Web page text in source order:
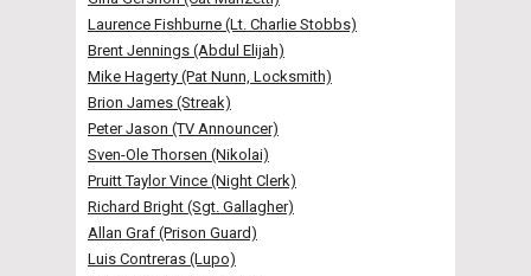
Laurence Fishburne (Lt. Charlie Stobbs)
Brent Jennings (Abdul Elijah)
Mike Hagerty (Pat Nunn, Locksmith)
Brion James (Streak)
Peter Jason (TV Announcer)
Sven-Ole Thorsen (Nikolai)
Pruitt Taylor Vince (Night Clerk)
Richard Bright (Sgt. Gallagher)
Allan Graf (Prison Guard)
Luis Contreras (Lupo)